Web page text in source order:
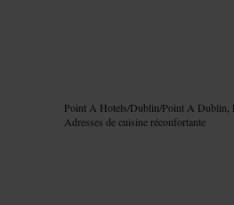
Point A Hotels/Dublin/Point A Dublin,
Adresses de cuisine réconfortante